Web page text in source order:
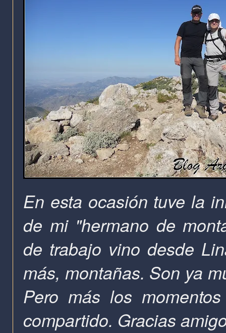
En esta ocasión tuve la
de mi "hermano de
de trabajo vino desde
más, montañas. Son ya
Pero más los
compartido. Gracias